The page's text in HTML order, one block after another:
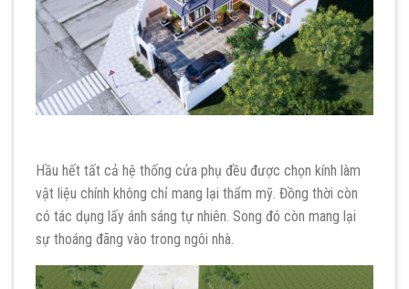
Hầu hết tất cả hệ thống cửa phụ đều được chọn kính làm
vật liệu chính không chỉ mang lại thẩm mỹ. Đồng thời còn
có tác dụng lấy ánh sáng tự nhiên. Song đó còn mang lại
sự thoáng đãng vào trong ngôi nhà.